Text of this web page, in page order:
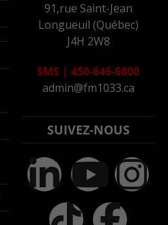
91,rue Saint-Jean
Longueuil (Québec)
J4H 2W8
SMS | 450-646-6800
admin@fm1033.ca
SUIVEZ-NOUS